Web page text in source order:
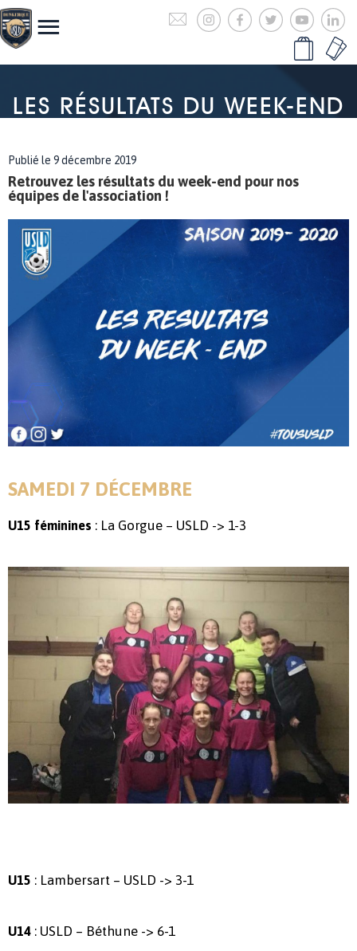
LES RÉSULTATS DU WEEK-END
Publié le 9 décembre 2019
Retrouvez les résultats du week-end pour nos
équipes de l'association !
SAMEDI 7 DÉCEMBRE
U15 féminines : La Gorgue – USLD -> 1-3
U15 : Lambersart – USLD -> 3-1
U14 : USLD – Béthune -> 6-1